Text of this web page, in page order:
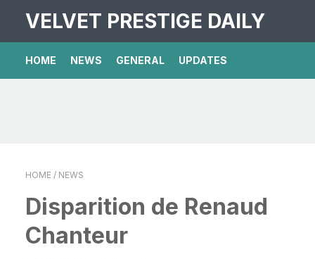
VELVET PRESTIGE DAILY
HOME NEWS GENERAL UPDATES
HOME / NEWS
Disparition de Renaud
Chanteur